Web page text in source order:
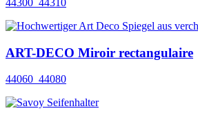
44300_44310
ART-DECO Miroir rectangulaire
44060_44080